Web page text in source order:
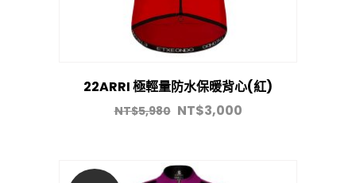
22ARRI 極輕量防水保暖背心(紅)
NT$5,980 NT$3,000